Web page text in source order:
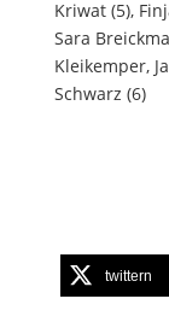
Kriwat (5),
Sara
Kleikemper,
Schwarz (6)
twittern